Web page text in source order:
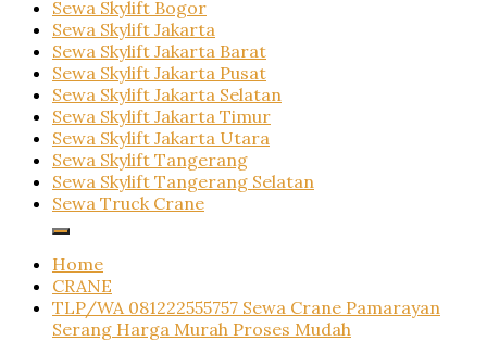
Sewa Skylift Bogor
Sewa Skylift Jakarta
Sewa Skylift Jakarta Barat
Sewa Skylift Jakarta Pusat
Sewa Skylift Jakarta Selatan
Sewa Skylift Jakarta Timur
Sewa Skylift Jakarta Utara
Sewa Skylift Tangerang
Sewa Skylift Tangerang Selatan
Sewa Truck Crane
Home
CRANE
TLP/WA 081222555757 Sewa Crane Pamarayan
Serang Harga Murah Proses Mudah